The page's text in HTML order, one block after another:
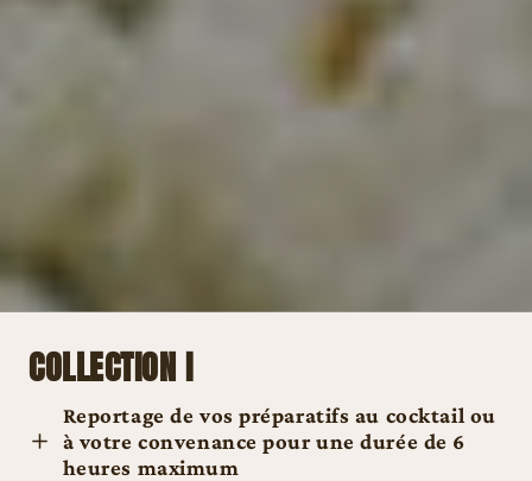
COLLECTION I
Reportage de vos préparatifs au cocktail ou
à votre convenance pour une durée de 6
heures maximum